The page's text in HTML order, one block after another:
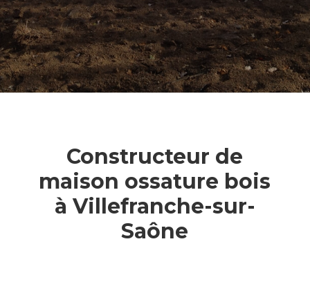
Constructeur de
maison ossature bois
à Villefranche-sur-
Saône